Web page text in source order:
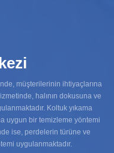
müşterilerinin ihtiyaçlarına
halının dokusuna ve
Koltuk yıkama
uygun bir temizleme yöntemi
ise, perdelerin türüne ve
uygulanmaktadır.